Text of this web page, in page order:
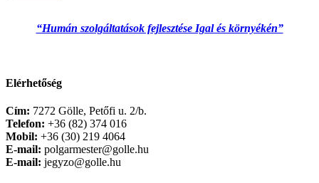
“Humán szolgáltatások fejlesztése Igal és környékén”
Elérhetőség
Cím: 7272 Gölle, Petőfi u. 2/b.
Telefon: +36 (82) 374 016
Mobil: +36 (30) 219 4064
E-mail: polgarmester@golle.hu
E-mail: jegyzo@golle.hu